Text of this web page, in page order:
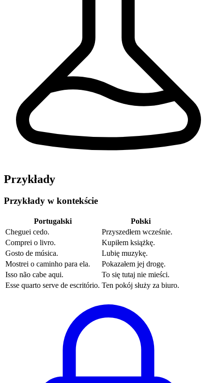
Przykłady
Przykłady w kontekście
Portugalski
Polski
Cheguei cedo.
Przyszedłem wcześnie.
Comprei o livro.
Kupiłem książkę.
Gosto de música.
Lubię muzykę.
Mostrei o caminho para ela.
Pokazałem jej drogę.
Isso não cabe aqui.
To się tutaj nie mieści.
Esse quarto serve de escritório. Ten pokój służy za biuro.